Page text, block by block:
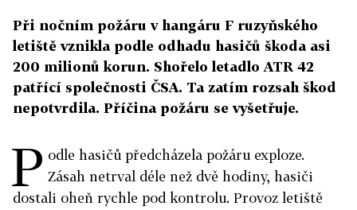
Při nočním požáru v hangáru F ruzyňského
letiště vznikla podle odhadu hasičů škoda asi
200 milionů korun. Shořelo letadlo ATR 42
patřící společnosti ČSA. Ta zatím rozsah škod
nepotvrdila. Příčina požáru se vyšetřuje.
P odle hasičů předcházela požáru exploze.
Zásah netrval déle než dvě hodiny, hasiči
dostali oheň rychle pod kontrolu. Provoz letiště